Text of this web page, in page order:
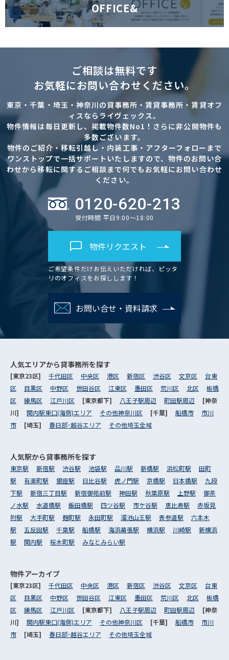
OFFICE&
ご相談は無料です
お気軽にお問い合わせください。
東京・千葉・埼玉・神奈川の貸事務所・賃貸事務所・賃貸オフ
ィスならライヴェックス。
物件情報は毎日更新し、掲載物件数No1！さらに非公開物件も
多数ございます。
物件のご紹介・移転引越し・内装工事・アフターフォローまで
ワンストップで一括サポートいたしますので、物件のお問い合
わせから移転に関するご相談まで何でもお気軽にお問い合わせ
ください。
0120-620-213
受付時間 平日9:00～18:00
物件リクエスト
ご希望条件だけお伝えいただければ、ピッタ
リのオフィスをお探しします！
お問い合せ・資料請求
人気エリアから貸事務所を探す
[東京23区] 千代田区 中央区 港区 新宿区 渋谷区 文京区
台東
区
目黒区 中野区 世田谷区 江東区 墨田区 荒川区 北区
板橋
区
練馬区 江戸川区 [東京都下] 八王子駅周辺 町田駅周辺
[神奈
川] 関内駅東口(海側)エリア その他神奈川区 [千葉] 船橋市
市川
市
[埼玉] 春日部･越谷エリア その他埼玉全域
人気駅から貸事務所を探す
東京駅 新宿駅 渋谷駅 池袋駅 品川駅 新橋駅 浜松町駅
田町
駅
有楽町駅 銀座駅 日比谷駅 虎ノ門駅 京橋駅 日本橋駅
九段
下駅
新宿三丁目駅 新宿御苑前駅 神田駅 秋葉原駅 上野駅
御茶
ノ水駅
水道橋駅 飯田橋駅 四ツ谷駅 市ケ谷駅 恵比寿駅
赤坂見
附駅
大手町駅 麹町駅 永田町駅 溜池山王駅 表参道駅
六本木
駅
五反田駅 千葉駅 船橋駅 海浜幕張駅 横浜駅 川崎駅
新横浜
駅
関内駅 桜木町駅 みなとみらい駅
物件アーカイブ
[東京23区] 千代田区 中央区 港区 新宿区 渋谷区 文京区
台東
区
目黒区 中野区 世田谷区 江東区 墨田区 荒川区 北区
板橋
区
練馬区 江戸川区 [東京都下] 八王子駅周辺 町田駅周辺
[神奈
川] 関内駅東口(海側)エリア その他神奈川区 [千葉] 船橋市
市川
市
[埼玉] 春日部･越谷エリア その他埼玉全域